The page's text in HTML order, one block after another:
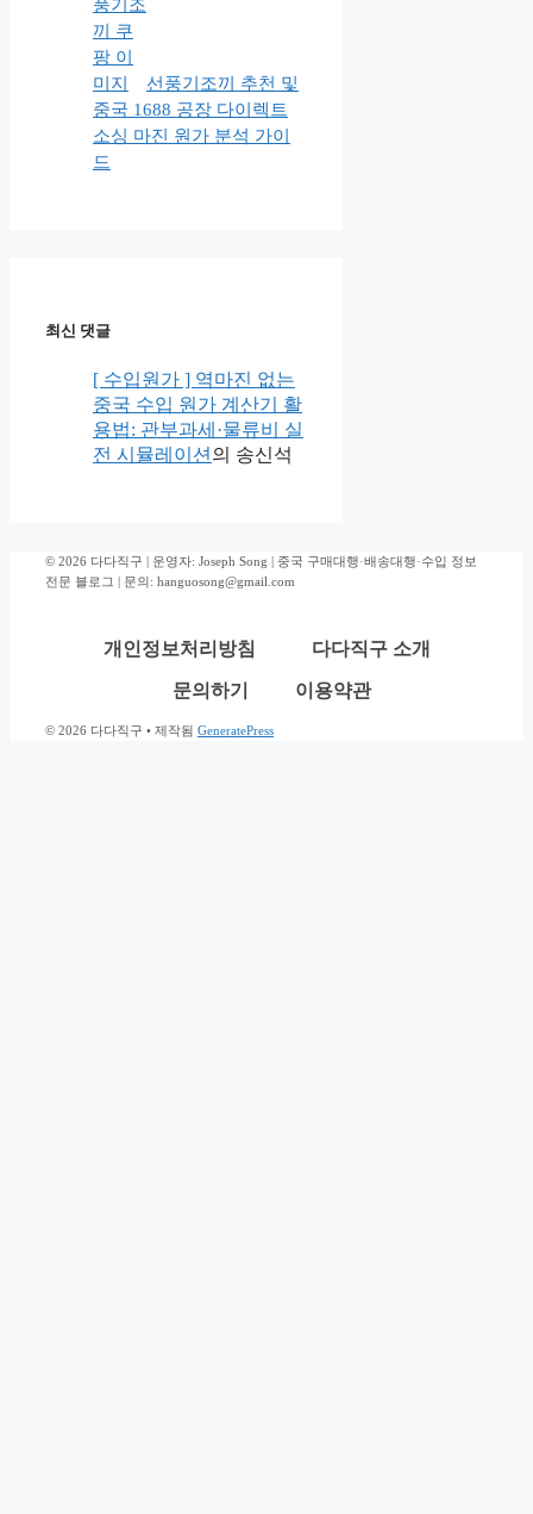
선풍기조끼 추천 및
중국 1688 공장 다이렉트
소싱 마진 원가 분석 가이
드
최신 댓글
[ 수입원가 ] 역마진 없는
중국 수입 원가 계산기 활
용법: 관부과세·물류비 실
전 시뮬레이션 의 송신석
© 2026 다다직구 | 운영자: Joseph Song | 중국 구매대행·배송대행·수입 정보
전문 블로그 | 문의: hanguosong@gmail.com
개인정보처리방침 다다직구 소개
문의하기 이용약관
© 2026 다다직구 • 제작됨 GeneratePress